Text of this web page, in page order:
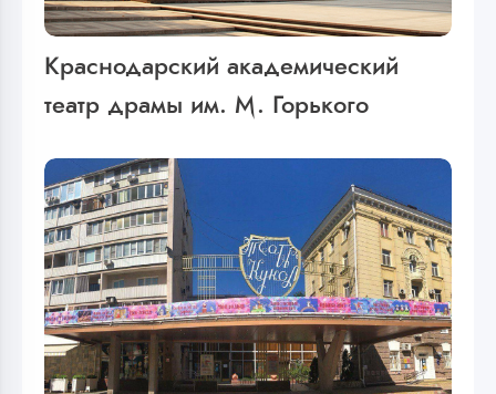
Краснодарский академический
театр драмы им. М. Горького